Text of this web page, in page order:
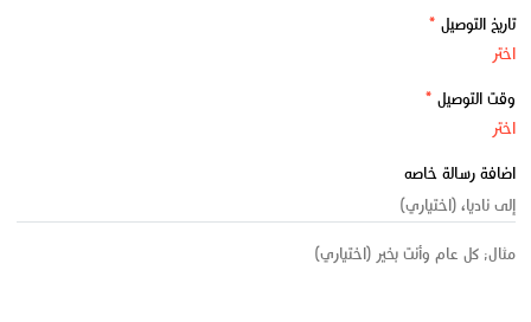
تاريخ التوصيل *
وقت التوصيل *
اضافة رسالة خاصه